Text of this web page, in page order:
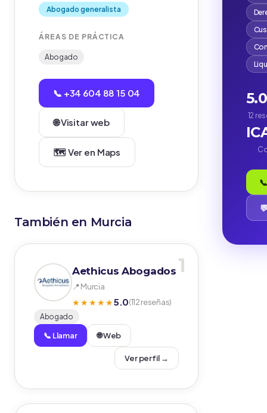
Abogado generalista
ÁREAS DE PRÁCTICA
Abogado
📞 +34 604 88 15 04
🌐 Visitar web
🗺️ Ver en Maps
También en Murcia
1
Aethicus Abogados
📍 Murcia
★★★★★5.0(112 reseñas)
Abogado
📞 Llamar 🌐 Web
Ver perfil →
12